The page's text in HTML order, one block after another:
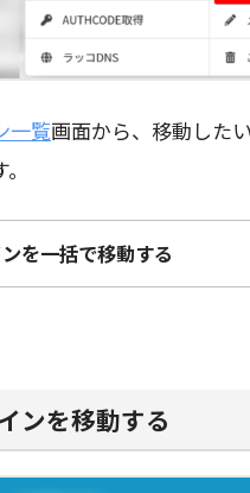
一覧画面から、移動した
を一括で移動する
ンを移動する